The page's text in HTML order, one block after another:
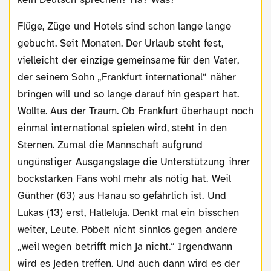
Flüge, Züge und Hotels sind schon lange lange
gebucht. Seit Monaten. Der Urlaub steht fest,
vielleicht der einzige gemeinsame für den Vater,
der seinem Sohn „Frankfurt international“ näher
bringen will und so lange darauf hin gespart hat.
Wollte. Aus der Traum. Ob Frankfurt überhaupt noch
einmal international spielen wird, steht in den
Sternen. Zumal die Mannschaft aufgrund
ungünstiger Ausgangslage die Unterstützung ihrer
bockstarken Fans wohl mehr als nötig hat. Weil
Günther (63) aus Hanau so gefährlich ist. Und
Lukas (13) erst, Halleluja. Denkt mal ein bisschen
weiter, Leute. Pöbelt nicht sinnlos gegen andere
„weil wegen betrifft mich ja nicht.“ Irgendwann
wird es jeden treffen. Und auch dann wird es der